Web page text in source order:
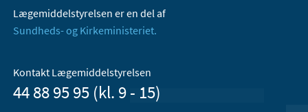
Lægemiddelstyrelsen er en del af
Sundheds- og Kirkeministeriet.
Kontakt Lægemiddelstyrelsen
44 88 95 95 (kl. 9 - 15)